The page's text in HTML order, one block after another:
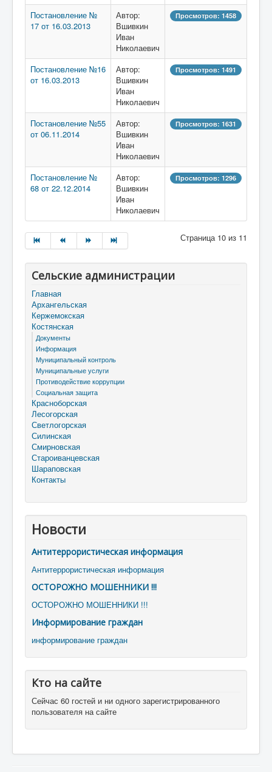
Постановление №
17 от 16.03.2013
Автор:
Вшивкин
Иван
Николаевич
Просмотров: 1458
Постановление №16
от 16.03.2013
Автор:
Вшивкин
Иван
Николаевич
Просмотров: 1491
Постановление №55
от 06.11.2014
Автор:
Вшивкин
Иван
Николаевич
Просмотров: 1631
Постановление №
68 от 22.12.2014
Автор:
Вшивкин
Иван
Николаевич
Просмотров: 1296
Страница 10 из 11
Сельские администрации
Главная
Архангельская
Кержемокская
Костянская
Документы
Информация
Муниципальный контроль
Муниципальные услуги
Противодействие коррупции
Социальная защита
Красноборская
Лесогорская
Светлогорская
Силинская
Смирновская
Староиванцевская
Шараповская
Контакты
Новости
Антитеррористическая информация
Антитеррористическая информация
ОСТОРОЖНО МОШЕННИКИ !!!
ОСТОРОЖНО МОШЕННИКИ !!!
Информирование граждан
информирование граждан
Кто на сайте
Сейчас 60 гостей и ни одного зарегистрированного
пользователя на сайте